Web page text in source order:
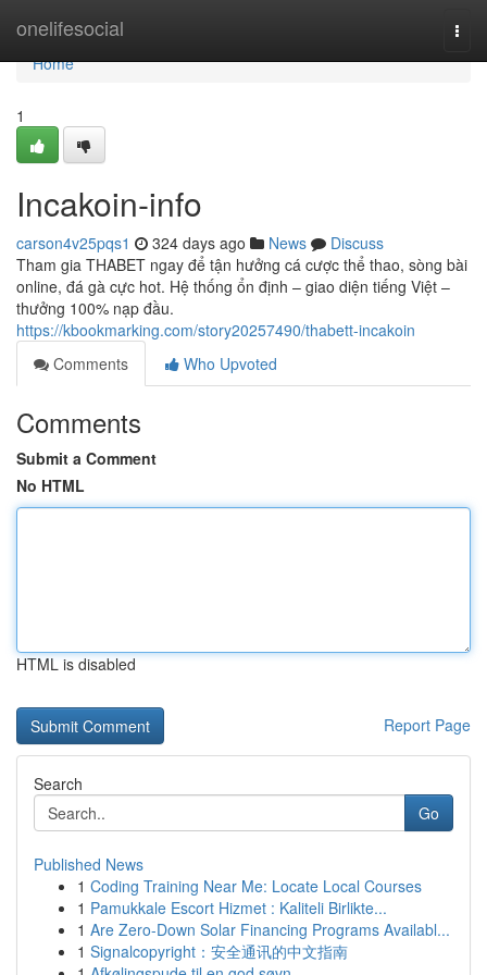
onelifesocial
Home
Home
1
Incakoin-info
carson4v25pqs1 324 days ago News
Discuss
Tham gia THABET ngay để tận hưởng cá cược thể thao, sòng bài
online, đá gà cực hot. Hệ thống ổn định – giao diện tiếng Việt –
thưởng 100% nạp đầu.
https://kbookmarking.com/story20257490/thabett-incakoin
Comments
Who Upvoted
Comments
Submit a Comment
No HTML
HTML is disabled
Report Page
Search
Go
Published News
1 Coding Training Near Me: Locate Local Courses
1 Pamukkale Escort Hizmet : Kaliteli Birlikte...
1 Are Zero-Down Solar Financing Programs Availabl...
1 Signalcopyright：安全通讯的中文指南